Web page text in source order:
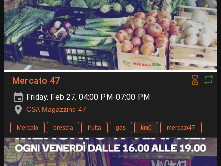
Mercato 47
Friday, Feb 27, 04:00 PM-07:00 PM
CSA Magazzino 47
Mercato brescia frutta gas km0 mercato47